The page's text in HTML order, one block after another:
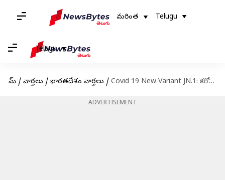
మరింత Telugu
Telugu
హోమ్ / వార్తలు / భారతదేశం వార్తలు / Covid 19 New Variant JN.1: కరోనా న్యూ వేరియంట్ కలకలం..ఈ వైరస్ డిసెంబర్ లోనే ఎందుకు వ్యాప్తి చెందుతోంది?
ADVERTISEMENT